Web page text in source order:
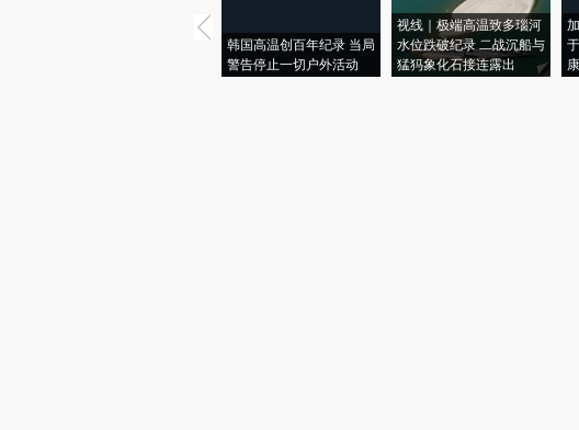
韩国高温创百年纪录 当局
警告停止一切户外活动
视线｜极端高温致多瑙河
水位跌破纪录 二战沉船与
猛犸象化石接连露出